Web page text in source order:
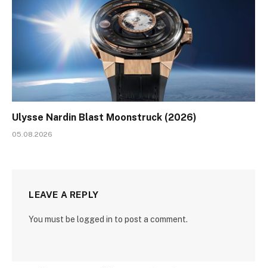
Ulysse Nardin Blast Moonstruck (2026)
05.08.2026
LEAVE A REPLY
You must be logged in to post a comment.